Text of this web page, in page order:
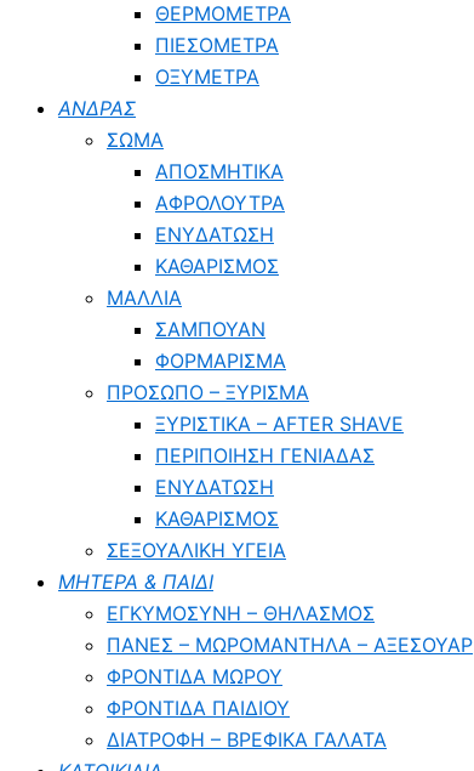
ΘΕΡΜΟΜΕΤΡΑ
ΠΙΕΣΟΜΕΤΡΑ
ΟΞΥΜΕΤΡΑ
ΑΝΔΡΑΣ
ΣΩΜΑ
ΑΠΟΣΜΗΤΙΚΑ
ΑΦΡΟΛΟΥΤΡΑ
ΕΝΥΔΑΤΩΣΗ
ΚΑΘΑΡΙΣΜΟΣ
ΜΑΛΛΙΑ
ΣΑΜΠΟΥΑΝ
ΦΟΡΜΑΡΙΣΜΑ
ΠΡΟΣΩΠΟ – ΞΥΡΙΣΜΑ
ΞΥΡΙΣΤΙΚΑ – ΑFTER SHAVE
ΠΕΡΙΠΟΙΗΣΗ ΓΕΝΙΑΔΑΣ
ΕΝΥΔΑΤΩΣΗ
ΚΑΘΑΡΙΣΜΟΣ
ΣΕΞΟΥΑΛΙΚΗ ΥΓΕΙΑ
ΜΗΤΕΡΑ & ΠΑΙΔΙ
ΕΓΚΥΜΟΣΥΝΗ – ΘΗΛΑΣΜΟΣ
ΠΑΝΕΣ – ΜΩΡΟΜΑΝΤΗΛΑ – ΑΞΕΣΟΥΑΡ
ΦΡΟΝΤΙΔΑ ΜΩΡΟΥ
ΦΡΟΝΤΙΔΑ ΠΑΙΔΙΟΥ
ΔΙΑΤΡΟΦΗ – ΒΡΕΦΙΚΑ ΓΑΛΑΤΑ